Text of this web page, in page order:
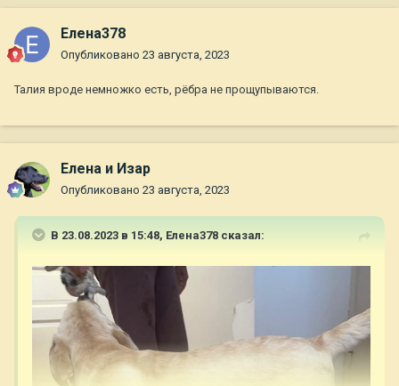
Елена378
Опубликовано 23 августа, 2023
Талия вроде немножко есть, рёбра не прощупываются.
Елена и Изар
Опубликовано 23 августа, 2023
В 23.08.2023 в 15:48, Елена378 сказал: